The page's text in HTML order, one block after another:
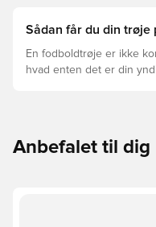
Sådan får du din trøje
En fodboldtrøje er ikke
hvad enten det er din
Anbefalet til dig